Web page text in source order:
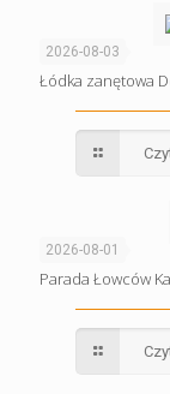
2026-08-03
Łódka zanętowa
2026-08-01
Parada Łowców